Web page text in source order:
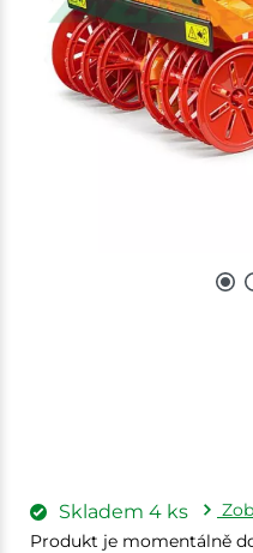
Skladem 4 ks
Produkt je momentálně